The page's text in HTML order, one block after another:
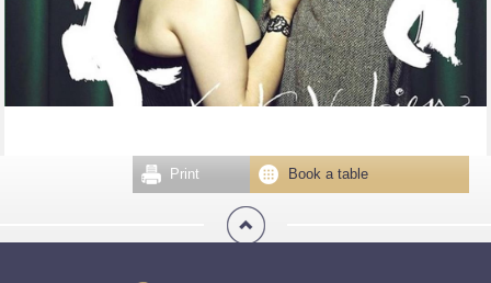
Book a table
Print